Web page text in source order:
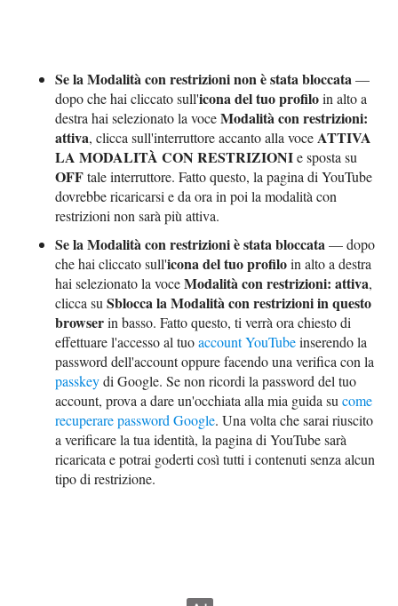
Se la Modalità con restrizioni non è stata bloccata—
dopo che hai cliccato sull'icona del tuo profiloin alto a
destra hai selezionato la voceModalità con restrizioni:
attiva, clicca sull'interruttore accanto alla voce ATTIVA
LA MODALITÀ CON RESTRIZIONIe sposta su
OFFtale interruttore. Fatto questo, la pagina di YouTube
dovrebbe ricaricarsi e da ora in poi la modalità con
restrizioni non sarà più attiva.
Se la Modalità con restrizioni è stata bloccata— dopo
che hai cliccato sull'icona del tuo profiloin alto a destra
hai selezionato la voceModalità con restrizioni: attiva,
clicca suSblocca la Modalità con restrizioni in questo
browserin basso. Fatto questo, ti verrà ora chiesto di
effettuare l'accesso al tuoaccount YouTubeinserendo la
password dell'account oppure facendo una verifica con la
passkeydi Google. Se non ricordi la password del tuo
account, prova a dare un'occhiata alla mia guida sucome
recuperare password Google. Una volta che sarai riuscito
a verificare la tua identità, la pagina di YouTube sarà
ricaricata e potrai goderti così tutti i contenuti senza alcun
tipo di restrizione.